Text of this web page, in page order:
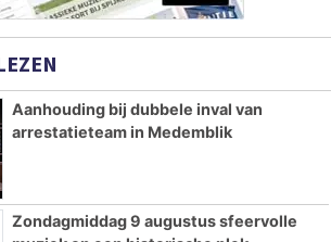
Aanhouding bij dubbele inval van
arrestatieteam in Medemblik
Zondagmiddag 9 augustus sfeervolle